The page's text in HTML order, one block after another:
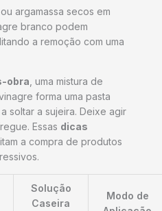
argamassa secos em
branco podem
a remoção com uma
obra, uma mistura de
forma uma pasta
soltar a sujeira. Deixe agir
Essas dicas
a compra de produtos
Solução
Caseira
Modo de